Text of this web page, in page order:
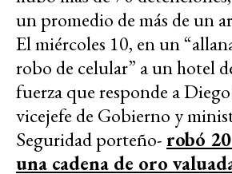
un promedio de más de un
El miércoles 10, en un
robo de celular” a un hotel
fuerza que responde a
vicejefe de Gobierno y
Seguridad porteño-robó
una cadena de oro